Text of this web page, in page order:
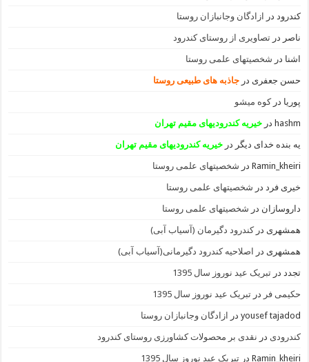
کندرود در ازادگان وجانبازان روستا
ناصر درتصاویری از روستای کندرود
اشنا در شخصیتهای علمی روستا
حسن جعفری درجاذبه های طبیعی روستا
پوریا درکوه میشو
hashm درخیریه کندرودیهای مقیم تهران
یه بنده خدای دیگر درخیریه کندرودیهای مقیم تهران
Ramin_kheiri در شخصیتهای علمی روستا
خیری فرد در شخصیتهای علمی روستا
داروسازان در شخصیتهای علمی روستا
همشهری درکندرود دگیرمان (آسیاب آبی)
همشهری در اصلاحیه کندرود دگیرمانی(آسیاب آبی)
تجدد درتبریک عید نوروز سال 1395
حکیمی فر درتبریک عید نوروز سال 1395
yousef tajadod در ازادگان وجانبازان روستا
کندرودی در نقدی بر محصولات کشاورزی روستای کندرود
Ramin_kheiri درتبریک عید نوروز سال 1395